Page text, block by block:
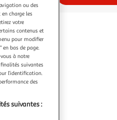
ou des
charge les
votre
contenus et
pour modifier
bas de page.
à notre
suivantes
l’identification.
des
suivantes :